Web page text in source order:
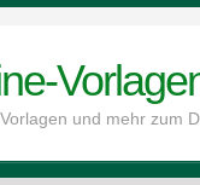
und mehr zum